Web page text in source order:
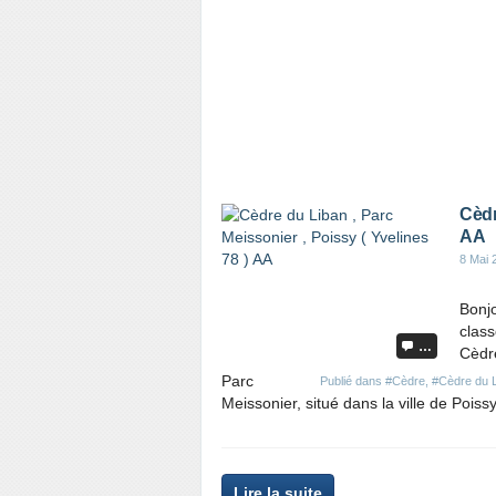
…
AA
8 Mai
Publié dans #Cèdre #Cèdre du
Parc
Meissonier, situé dans la ville de